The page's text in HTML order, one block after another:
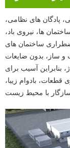
پادگان های نظامی،
ها، نیروی باد،
ساختمان های
و ساز، بدون ضایعات
بنابراین آسیب برای
قطعات، بادوام زیبا،